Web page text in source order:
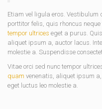
Etiam vel ligula eros.
porttitor felis, quis rhoncus
tempor ultrices eget a purus.
aliquet ipsum a, auctor lacus.
molestie a. Suspendisse
Vitae orci sed nunc tempor
quam venenatis, aliquet ipsum
eget luctus leo molestie a.